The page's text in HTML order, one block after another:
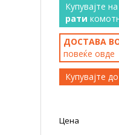
Купувајте
рати
ДОСТАВА
повеќе овде
Купувајте
Цена